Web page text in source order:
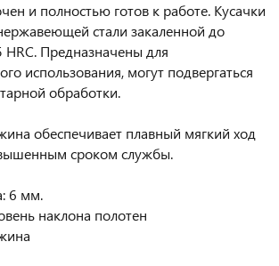
и полностью готов к работе. Кусачки
стали закаленной до
Предназначены для
использования, могут подвергаться
обработки.
обеспечивает плавный мягкий ход
сроком службы.
6 мм.
наклона полотен